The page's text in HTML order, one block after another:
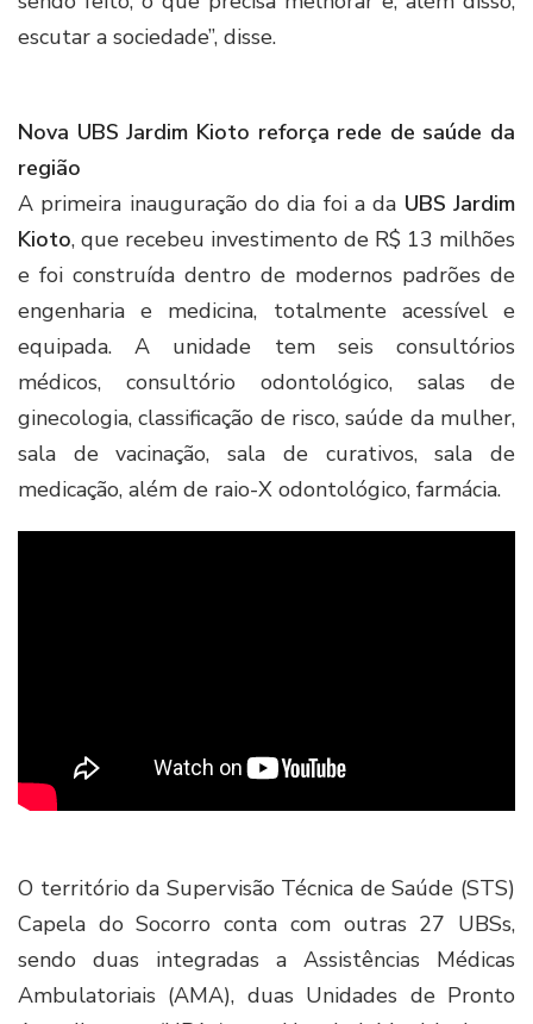
escutar a sociedade”, disse.
Nova UBS Jardim Kioto reforça rede de saúde da
região
A primeira inauguração do dia foi a da UBS Jardim
Kioto, que recebeu investimento de R$ 13 milhões
e foi construída dentro de modernos padrões de
engenharia e medicina, totalmente acessível e
equipada. A unidade tem seis consultórios
médicos, consultório odontológico, salas de
ginecologia, classificação de risco, saúde da mulher,
sala de vacinação, sala de curativos, sala de
medicação, além de raio-X odontológico, farmácia.
O território da Supervisão Técnica de Saúde (STS)
Capela do Socorro conta com outras 27 UBSs,
sendo duas integradas a Assistências Médicas
Ambulatoriais (AMA), duas Unidades de Pronto